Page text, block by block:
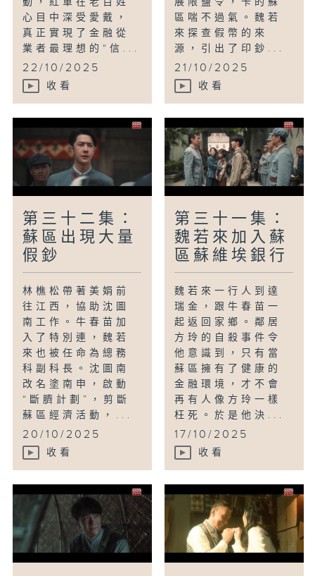
心目中深受愛戴，
真正實現了金融從
業者最理想的“信...
22/10/2025
收看
區喘不過氣。魏若
來探查假幣的來
源，引出了印鈔...
21/10/2025
收看
第三十二集：
蘇區出現大量
假鈔
林樵松帶著美娟前
往江西，協助沈圖
南工作。牛春苗加
入了特別連，魏若
來也被任命為總務
科副科長。沈圖南
改名塗南申，啟動
“斷臍計劃”，剪斷
蘇區經濟活動，...
20/10/2025
收看
第三十一集：
魏若來加入蘇
區蘇維埃銀行
魏若來一行人到達
瑞金，跟牛春苗一
起返回家鄉。鄰居
方玲的自殺事件令
他意識到，只有當
蘇區擁有了健康的
金融環境，才不會
再有人像方玲一樣
枉死。於是他決...
17/10/2025
收看